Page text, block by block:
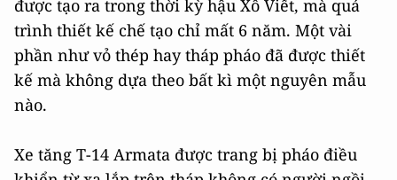
được tạo ra trong thời kỳ hậu Xô Viết, mà quá
trình thiết kế chế tạo chỉ mất 6 năm. Một vài
phần như vỏ thép hay tháp pháo đã được thiết
kế mà không dựa theo bất kì một nguyên mẫu
nào.
Xe tăng T-14 Armata được trang bị pháo điều